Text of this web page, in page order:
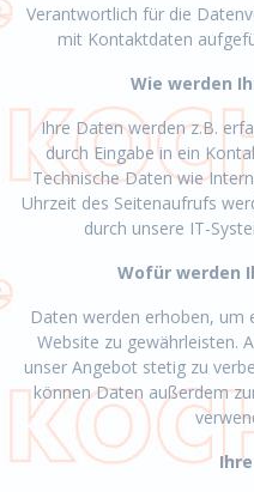
Verantwortlich für die
mit Kontaktdaten
Wie werden
Ihre Daten werden z.B.
durch Eingabe in ein
Technische Daten wie
Uhrzeit des Seitenaufrufs
durch unsere IT-
Wofür werden
Daten werden erhoben, um
Website zu gewährleisten.
unser Angebot stetig zu
können Daten außerdem